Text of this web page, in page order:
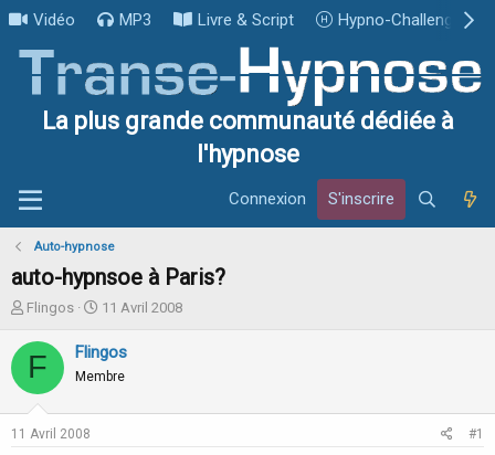
Vidéo MP3 Livre & Script Hypno-Challenge
La plus grande communauté dédiée à
l'hypnose
Connexion S'inscrire
Auto-hypnose
auto-hypnsoe à Paris?
I
i
Flingos
D
t
e
d
11 Avril 2008
F Flingos
Membre
11 Avril 2008 #1